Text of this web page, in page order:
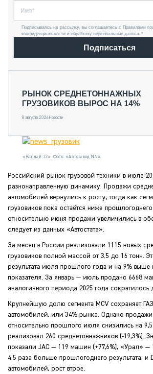
Подписываясь на рассылку, вы соглашаетесь с Правилами
конфиденциальности и обработку персональных данных *
Подписаться
РЫНОК СРЕДНЕТОННАЖНЫХ
ГРУЗОВИКОВ ВЫРОС НА 14%
8 августа 2026 Новости
«Валдай 12». Фото: «Автозавод NN».
Российский рынок грузовой техники в июле
разнонаправленную динамику. Продажи
автомобилей вернулись к росту, тогда как
грузовиков пока остаётся ниже
относительно июня продажи увеличились в
следует из данных «Автостата».
За месяц в России реализовали 1115 новых
грузовиков полной массой от 3,5 до 16 тонн.
результата июля прошлого года и на 9% выше
показателя. За январь — июль продано 6668
аналогичного периода 2025 года сократилось
Крупнейшую долю сегмента MCV сохраняет
автомобилей, или 34% рынка. Однако
относительно прошлого июля снизились на
реализовал 260 среднетоннажников (-19,3%).
показали JAC — 119 машин (+77,6%), «Урал» —
4,5 раза больше прошлогоднего результата, и
автомобилей, рост втрое.